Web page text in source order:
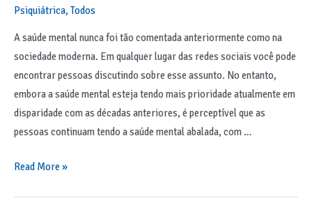
Psiquiátrica, Todos
A saúde mental nunca foi tão comentada anteriormente como na
sociedade moderna. Em qualquer lugar das redes sociais você pode
encontrar pessoas discutindo sobre esse assunto. No entanto,
embora a saúde mental esteja tendo mais prioridade atualmente em
disparidade com as décadas anteriores, é perceptível que as
pessoas continuam tendo a saúde mental abalada, com …
Read More »